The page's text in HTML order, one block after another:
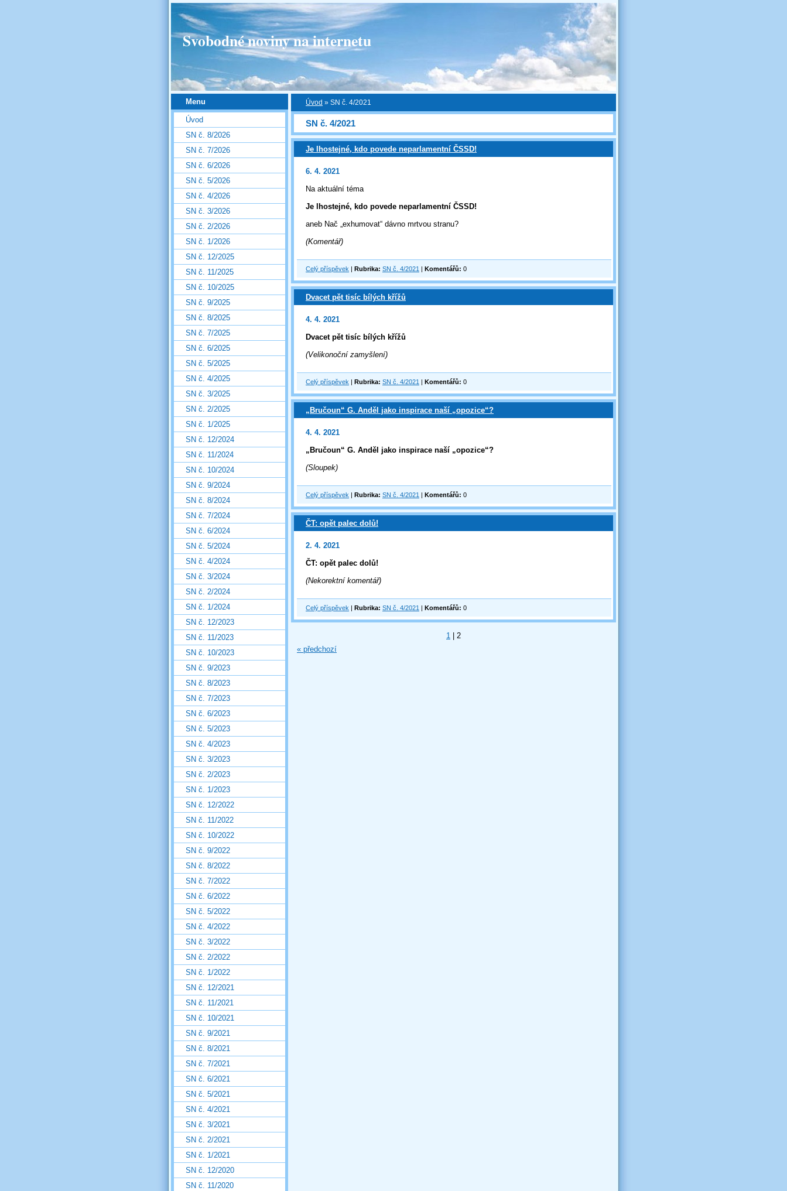
Svobodné noviny na internetu
Úvod » SN č. 4/2021
SN č. 4/2021
Je lhostejné, kdo povede neparlamentní ČSSD!
6. 4. 2021
Na aktuální téma
Je lhostejné, kdo povede neparlamentní ČSSD!
aneb Nač „exhumovat“ dávno mrtvou stranu?
(Komentář)
Celý příspěvek | Rubrika: SN č. 4/2021 | Komentářů: 0
Dvacet pět tisíc bílých křížů
4. 4. 2021
Dvacet pět tisíc bílých křížů
(Velikonoční zamyšlení)
Celý příspěvek | Rubrika: SN č. 4/2021 | Komentářů: 0
„Bručoun“ G. Anděl jako inspirace naší „opozice“?
4. 4. 2021
„Bručoun“ G. Anděl jako inspirace naší „opozice“?
(Sloupek)
Celý příspěvek | Rubrika: SN č. 4/2021 | Komentářů: 0
ČT: opět palec dolů!
2. 4. 2021
ČT: opět palec dolů!
(Nekorektní komentář)
Celý příspěvek | Rubrika: SN č. 4/2021 | Komentářů: 0
« předchozí
1 2
Menu
Úvod
SN č. 8/2026
SN č. 7/2026
SN č. 6/2026
SN č. 5/2026
SN č. 4/2026
SN č. 3/2026
SN č. 2/2026
SN č. 1/2026
SN č. 12/2025
SN č. 11/2025
SN č. 10/2025
SN č. 9/2025
SN č. 8/2025
SN č. 7/2025
SN č. 6/2025
SN č. 5/2025
SN č. 4/2025
SN č. 3/2025
SN č. 2/2025
SN č. 1/2025
SN č. 12/2024
SN č. 11/2024
SN č. 10/2024
SN č. 9/2024
SN č. 8/2024
SN č. 7/2024
SN č. 6/2024
SN č. 5/2024
SN č. 4/2024
SN č. 3/2024
SN č. 2/2024
SN č. 1/2024
SN č. 12/2023
SN č. 11/2023
SN č. 10/2023
SN č. 9/2023
SN č. 8/2023
SN č. 7/2023
SN č. 6/2023
SN č. 5/2023
SN č. 4/2023
SN č. 3/2023
SN č. 2/2023
SN č. 1/2023
SN č. 12/2022
SN č. 11/2022
SN č. 10/2022
SN č. 9/2022
SN č. 8/2022
SN č. 7/2022
SN č. 6/2022
SN č. 5/2022
SN č. 4/2022
SN č. 3/2022
SN č. 2/2022
SN č. 1/2022
SN č. 12/2021
SN č. 11/2021
SN č. 10/2021
SN č. 9/2021
SN č. 8/2021
SN č. 7/2021
SN č. 6/2021
SN č. 5/2021
SN č. 4/2021
SN č. 3/2021
SN č. 2/2021
SN č. 1/2021
SN č. 12/2020
SN č. 11/2020